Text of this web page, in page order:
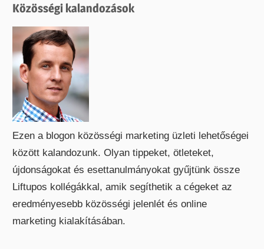
Közösségi kalandozások
Ezen a blogon közösségi marketing üzleti lehetőségei
között kalandozunk. Olyan tippeket, ötleteket,
újdonságokat és esettanulmányokat gyűjtünk össze
Liftupos kollégákkal, amik segíthetik a cégeket az
eredményesebb közösségi jelenlét és online
marketing kialakításában.